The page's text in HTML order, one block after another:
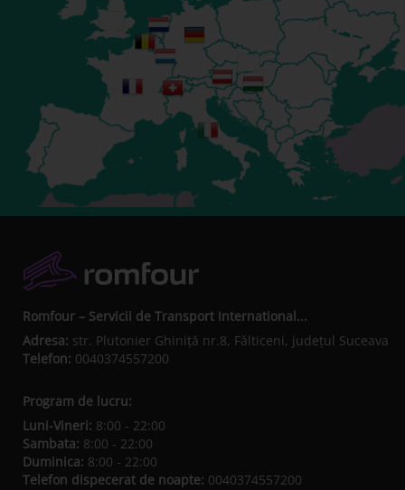
Romfour – Servicii de Transport International...
Adresa: str. Plutonier Ghiniţă nr.8, Fălticeni, judeţul Suceava
Telefon: 0040374557200
Program de lucru:
Luni-Vineri: 8:00 - 22:00
Sambata: 8:00 - 22:00
Duminica: 8:00 - 22:00
Telefon dispecerat de noapte: 0040374557200